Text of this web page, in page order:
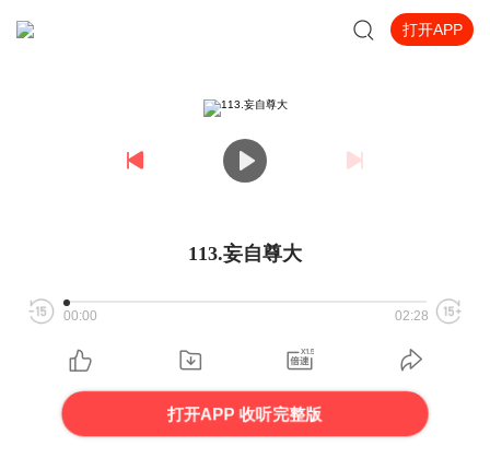
打开APP
113.妄自尊大
00:00 02:28
打开APP 收听完整版